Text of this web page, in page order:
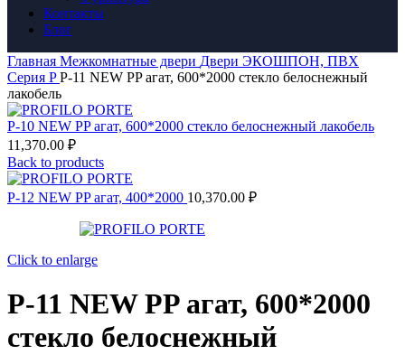
Контакты
Блог
Главная Межкомнатные двери Двери ЭКОШПОН, ПВХ
Серия PP-11 NEW PP агат, 600*2000 стекло белоснежный
лакобель
P-10 NEW PP агат, 600*2000 стекло белоснежный лакобель
11,370.00 ₽
Back to products
P-12 NEW PP агат, 400*2000 10,370.00 ₽
Click to enlarge
P-11 NEW PP агат, 600*2000
стекло белоснежный